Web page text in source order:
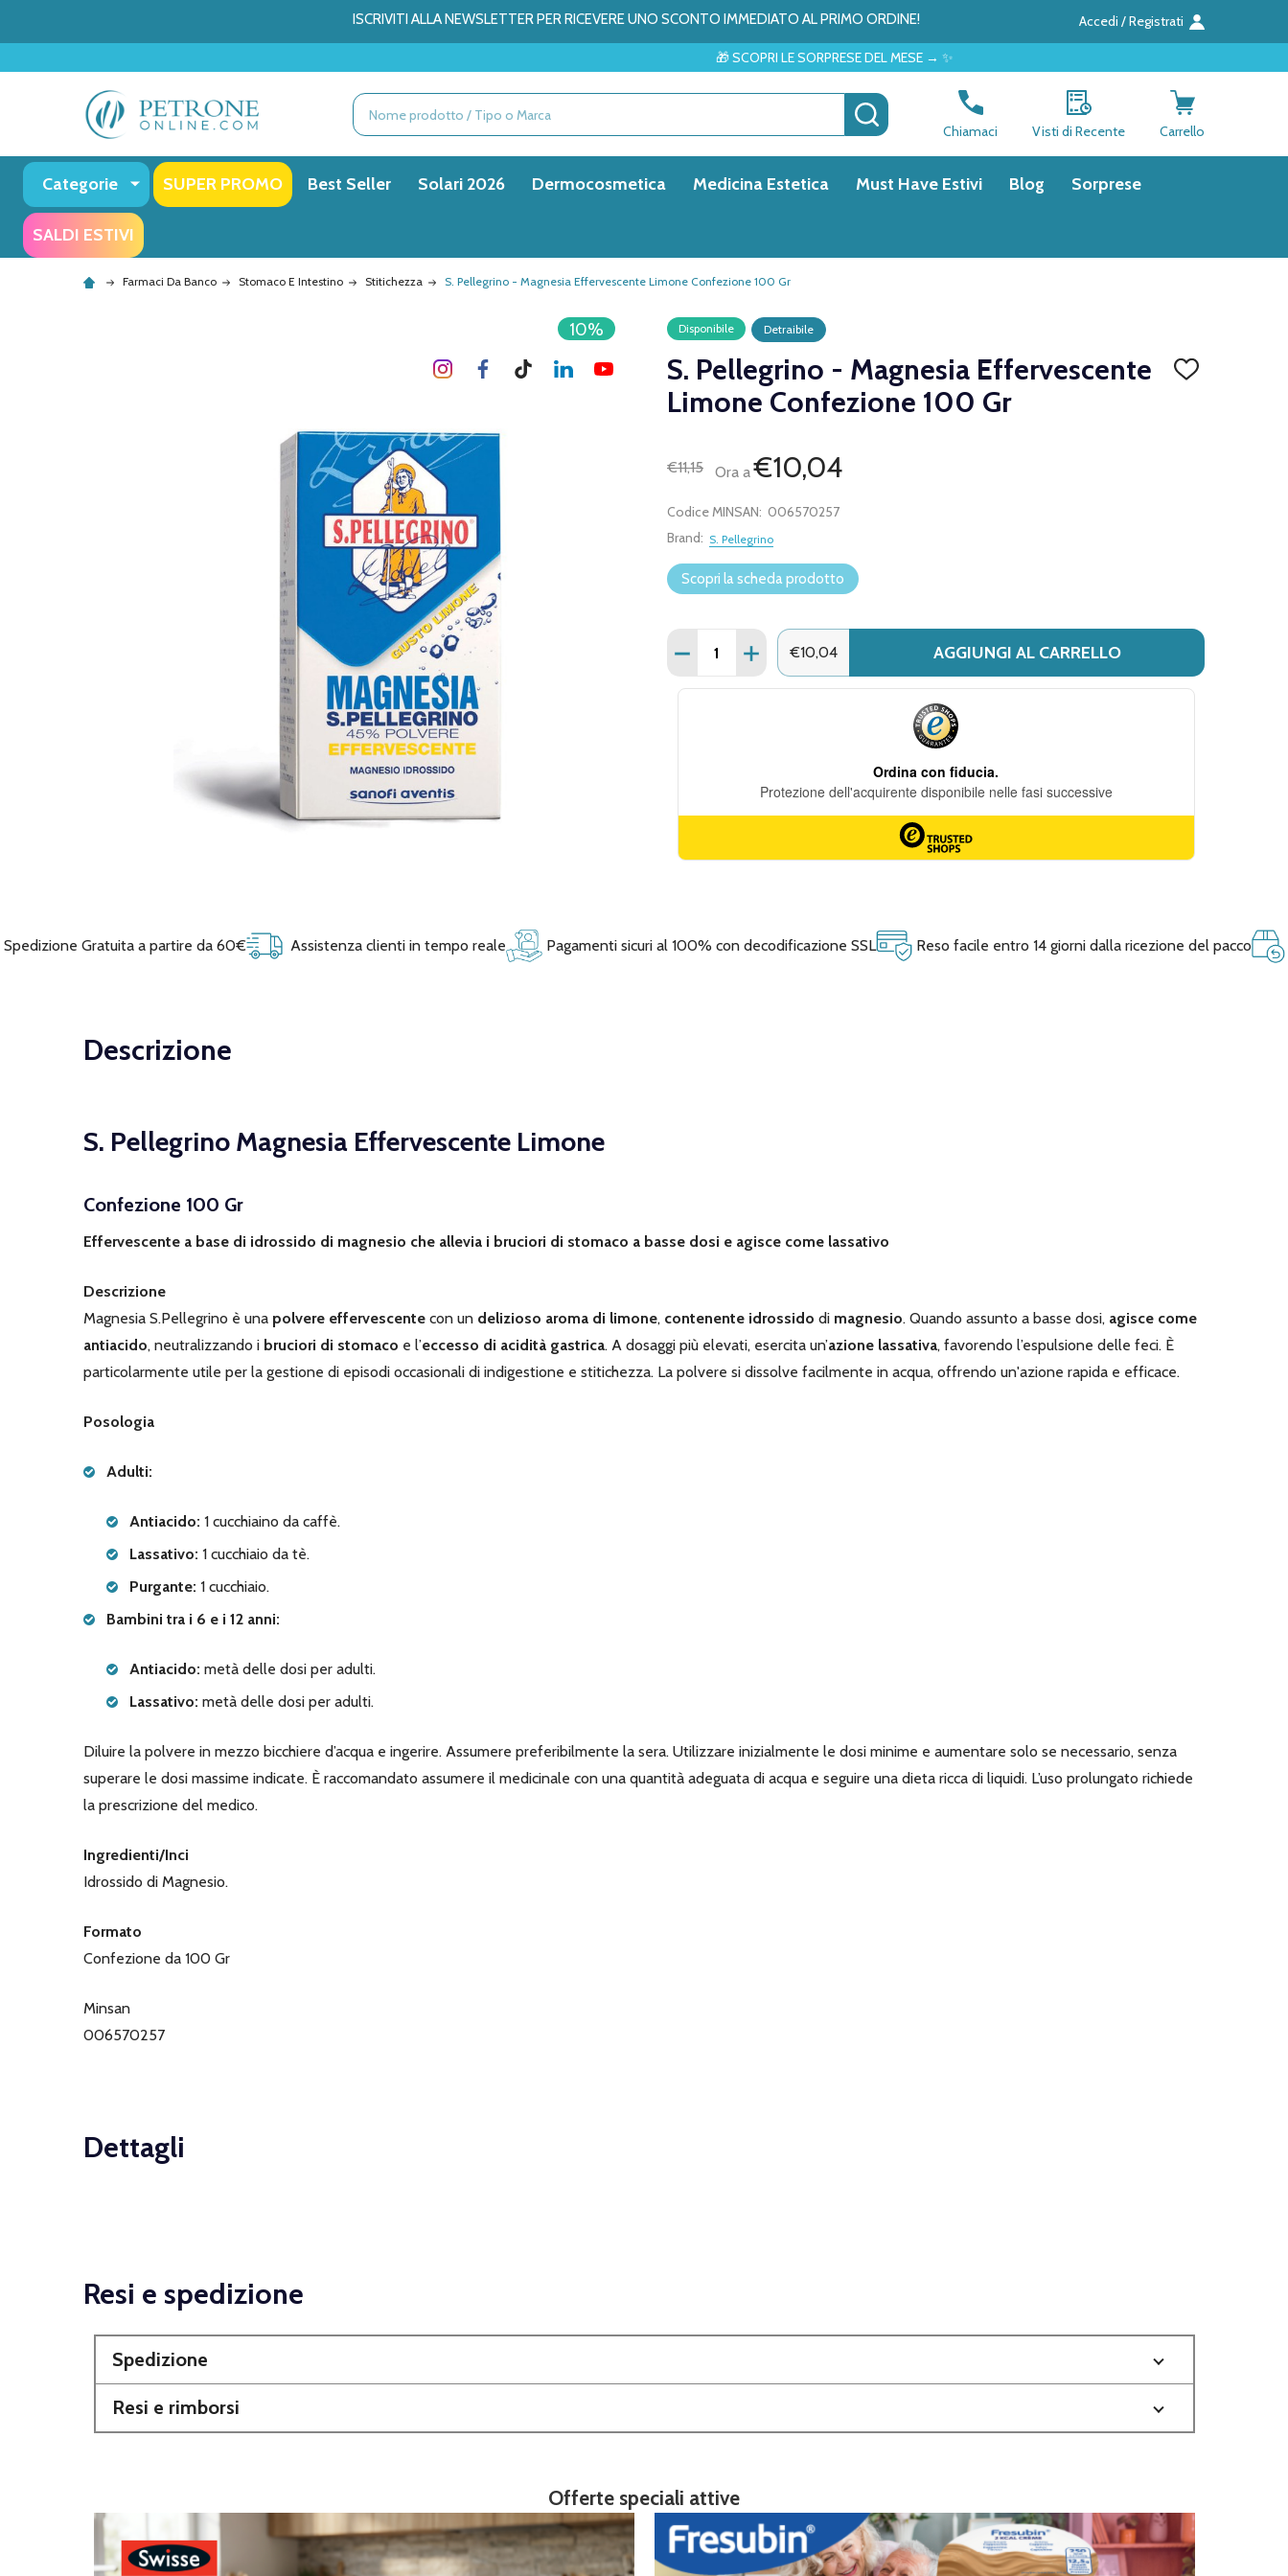
ISCRIVITI ALLA NEWSLETTER PER RICEVERE UNO SCONTO IMMEDIATO AL PRIMO ORDINE! Accedi / Registrati
🎁 SCOPRI LE SORPRESE DEL MESE → ✨
Ricerca CERCA
Chiamaci Visti di Recente Carrello
Categorie SUPER PROMO Best Seller Solari 2026 Dermocosmetica Medicina Estetica Must Have Estivi Blog Sorprese
SALDI ESTIVI
Farmaci Da Banco Stomaco E Intestino Stitichezza S. Pellegrino - Magnesia Effervescente Limone Confezione 100 Gr
Disponibile Detraibile
S. Pellegrino - Magnesia Effervescente
Limone Confezione 100 Gr
AGGIUNGI
€11,15
Ora a€10,04
10%
Codice MINSAN: 006570257
Brand: S. Pellegrino
Scopri la scheda prodotto
Quantità:
DIMINUISCI QUANTITÀ DI S. PELLEGRINO - MAGNESIA EFFERVESCENTE LIMONE
AUMENTA QUANTITÀ DI S. PELLEGRINO - MAGNESIA EFFERVESCENTE
€10,04 AGGIUNGI AL CARRELLO
Spedizione Gratuita a partire da 60€ Assistenza clienti in tempo reale Pagamenti sicuri al 100% con decodificazione SSL Reso facile entro 14 giorni dalla ricezione del pacco
Descrizione
S. Pellegrino Magnesia Effervescente Limone
Confezione 100 Gr
Effervescente a base di idrossido di magnesio che allevia i bruciori di stomaco a basse dosi e agisce come lassativo
Descrizione
Magnesia S.Pellegrino è una polvere effervescente con un delizioso aroma di limone, contenente idrossido di magnesio. Quando assunto a basse dosi, agisce come
antiacido, neutralizzando i bruciori di stomaco e l’eccesso di acidità gastrica. A dosaggi più elevati, esercita un’azione lassativa, favorendo l’espulsione delle feci. È
particolarmente utile per la gestione di episodi occasionali di indigestione e stitichezza. La polvere si dissolve facilmente in acqua, offrendo un'azione rapida e efficace.
Posologia
Adulti:
Antiacido: 1 cucchiaino da caffè.
Lassativo: 1 cucchiaio da tè.
Purgante: 1 cucchiaio.
Bambini tra i 6 e i 12 anni:
Antiacido: metà delle dosi per adulti.
Lassativo: metà delle dosi per adulti.
Diluire la polvere in mezzo bicchiere d’acqua e ingerire. Assumere preferibilmente la sera. Utilizzare inizialmente le dosi minime e aumentare solo se necessario, senza
superare le dosi massime indicate. È raccomandato assumere il medicinale con una quantità adeguata di acqua e seguire una dieta ricca di liquidi. L’uso prolungato richiede
la prescrizione del medico.
Ingredienti/Inci
Idrossido di Magnesio.
Formato
Confezione da 100 Gr
Minsan
006570257
Dettagli
Resi e spedizione
Spedizione
Resi e rimborsi
Offerte speciali attive